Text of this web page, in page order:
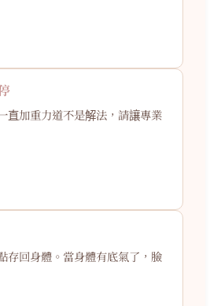
直加重力道不是解法，請讓專業
存回身體。當身體有底氣了，臉